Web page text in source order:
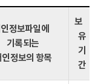
정보파일에
기록되는
정보의 항목
보
유
기
간